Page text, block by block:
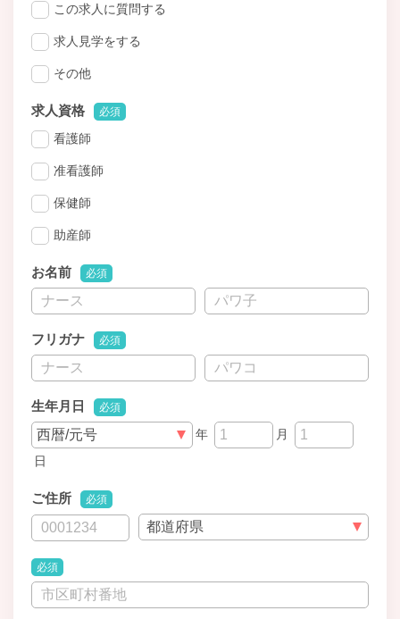
この求人に質問する
求人見学をする
その他
求人資格 必須
看護師
准看護師
保健師
助産師
お名前 必須
フリガナ 必須
生年月日 必須
年
月
日
ご住所 必須
必須